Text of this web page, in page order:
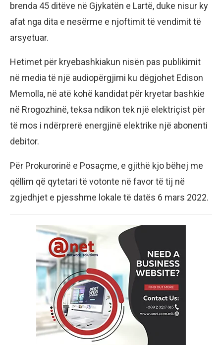
brenda 45 ditëve në Gjykatën e Lartë, duke nisur ky
afat nga dita e nesërme e njoftimit të vendimit të
arsyetuar.
Hetimet për kryebashkiakun nisën pas publikimit
në media të një audiopërgjimi ku dëgjohet Edison
Memolla, në atë kohë kandidat për kryetar bashkie
në Rrogozhinë, teksa ndikon tek një elektriçist për
të mos i ndërprerë energjinë elektrike një abonenti
debitor.
Për Prokurorinë e Posaçme, e gjithë kjo bëhej me
qëllim që qytetari të votonte në favor të tij në
zgjedhjet e pjesshme lokale të datës 6 mars 2022.